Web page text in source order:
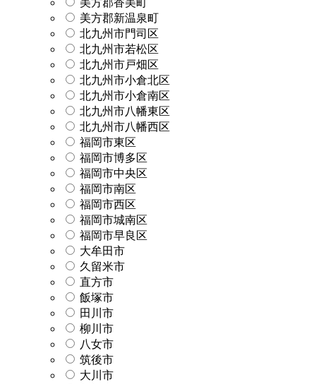
美方郡新温泉町
北九州市門司区
北九州市若松区
北九州市戸畑区
北九州市小倉北区
北九州市小倉南区
北九州市八幡東区
北九州市八幡西区
福岡市東区
福岡市博多区
福岡市中央区
福岡市南区
福岡市西区
福岡市城南区
福岡市早良区
大牟田市
久留米市
直方市
飯塚市
田川市
柳川市
八女市
筑後市
大川市